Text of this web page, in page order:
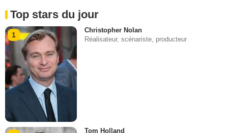
Top stars du jour
1
Christopher Nolan
Réalisateur, scénariste, producteur
Tom Holland